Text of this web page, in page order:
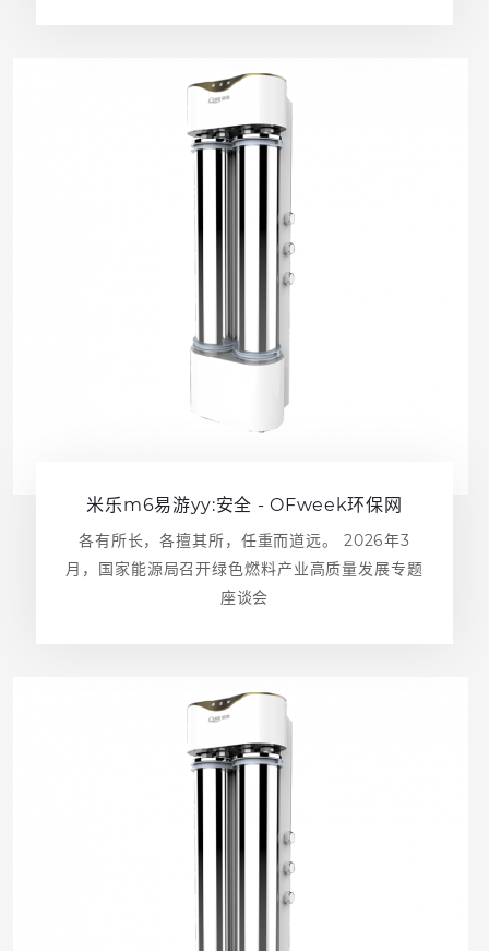
米乐m6易游yy:安全 - OFweek环保网
各有所长，各擅其所，任重而道远。 2026年3
月，国家能源局召开绿色燃料产业高质量发展专题
座谈会